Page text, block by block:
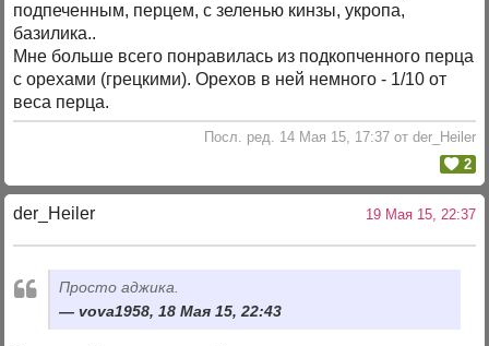
подпеченным, перцем, с зеленью кинзы, укропа,
базилика..
Мне больше всего понравилась из подкопченного перца
с орехами (грецкими). Орехов в ней немного - 1/10 от
веса перца.
Посл. ред. 14 Мая 15, 17:37 от der_Heiler
2
der_Heiler 19 Мая 15, 22:37
Просто аджика.
vova1958, 18 Мая 15, 22:43